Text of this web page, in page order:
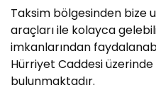
Taksim bölgesinden bize
araçları ile kolayca
imkanlarından
Hürriyet Caddesi
bulunmaktadır.